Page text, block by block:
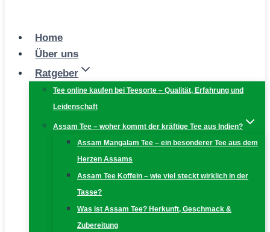
Home
Über uns
Ratgeber
Tee online kaufen bei Teesorte – Qualität, Erfahrung und
Leidenschaft
Assam Tee – woher kommt der kräftige Tee aus Indien?
Assam Mangalam Tee – ein besonderer Tee aus dem
Herzen Assams
Assam Tee Koffein – wie viel steckt wirklich in der
Tasse?
Was ist Assam Tee? Herkunft, Geschmack &
Zubereitung